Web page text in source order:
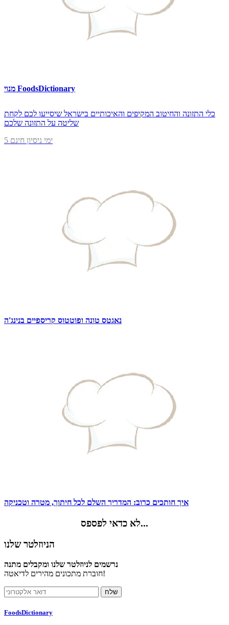
מנוי FoodsDictionary
כלי התזונה והחיטוב המקיפים והאיכותיים בישראל שיסייעו לכם לקחת
שליטה על התזונה שלכם
5 ימי ניסיון חינם
נאגטס טונה ופוטטוס קריספיים בנינג'ה
איך חותכים כרוב: המדריך השלם לכל חיתוך, מטרה וטכניקה
לא כדאי לפספס...
הניוזלטר שלנו
נרשמים לניוזלטר שלנו ומקבלים מתנה
חוברת מתכונים מהירים לדיאטה!
FoodsDictionary